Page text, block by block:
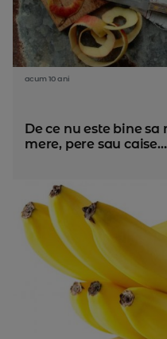
acum 10 ani
De ce nu este bine
mere, pere sau